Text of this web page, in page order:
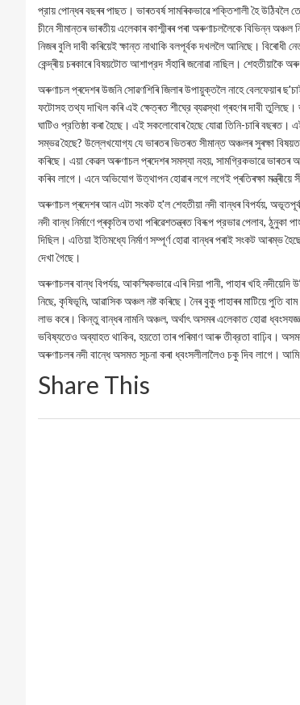
প্রায় পোন্ধৰ বছৰৰ পাছত। ভাৰতবৰ্ষ সামৰিকভাৱে শক্তিশালী হৈ উঠিবলৈ
চীনে সীমান্তৰ ভাৰতীয় এলেকাৰ কাশ্মীৰৰ পৰা অৰুণাচললৈকে বিভিন্ন
নিজৰ বুলি দাবী কৰিয়েই ক্ষান্ত নাথাকি বলপূর্বক দখললৈ আনিছে।
কেন্দ্ৰীয় চৰকাৰে বিষয়টোত আশাপ্রদ সঁহাৰি জনোৱা নাছিল।
অৰুণাচল প্ৰদেশৰ উজনি সোৱণশিৰি জিলাৰ উপায়ুক্তলৈ নাহে বেলফেয়াৰ
ফটোসহ তথ্য দাখিল কৰি এই ক্ষেত্ৰত শীঘ্রে ব্যৱস্থা গ্ৰহণৰ দাবী তুলিছে।
ঘাটিও প্রতিষ্ঠা কৰা হৈছে। এই সকলোবোৰ হৈছে যোৱা তিনি-চাৰি বছৰত।
সম্ভৱ হৈছে? উল্লেখযোগ্য যে ভাৰতৰ ভিতৰত সীমান্ত অঞ্চলৰ সুৰক্ষা
কৰিছে। এয়া কেৱল অৰুণাচল প্ৰদেশৰ সমস্যা নহয়, সামগ্রিকভাৱে
কৰিব লাগে। এনে অভিযোগ উত্থাপন হোৱাৰ লগে লগেই প্ৰতিৰক্ষা
অৰুণাচল প্ৰদেশৰ আন এটা সংকট হ'ল শেহতীয়া নদী বান্ধৰ বিপৰ্যয়,
নদী বান্ধ নির্মাণে প্ৰকৃতিৰ তথা পৰিৱেশতন্ত্ৰত বিৰূপ প্রভাৱ পেলাব,
দিছিল। এতিয়া ইতিমধ্যে নির্মাণ সম্পূর্ণ হোৱা বান্ধৰ পৰাই সংকট আৰম্ভ
দেখা গৈছে।
অৰুণাচলৰ বান্ধ বিপর্যয়, আকস্মিকভাৱে এৰি দিয়া পানী, পাহাৰ খহি
নিছে, কৃষিভূমি, আৱাসিক অঞ্চল নষ্ট কৰিছে। নৈৰ বুকু পাহাৰৰ মাটিয়ে পুতি
লাভ কৰে। কিন্তু বান্ধৰ নামনি অঞ্চল, অর্থাৎ অসমৰ এলেকাত হোৱা
ভবিষ্যতেও অব্যাহত থাকিব, হয়তো তাৰ পৰিমাণ আৰু তীব্রতা বাঢ়িব।
অৰুণাচলৰ নদী বান্ধে অসমত সূচনা কৰা ধ্বংসলীলালৈও চকু দিব লাগে।
Share This